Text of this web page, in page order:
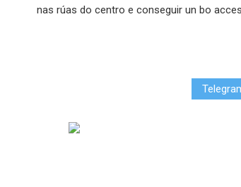
nas rúas do centro e conseguir un bo